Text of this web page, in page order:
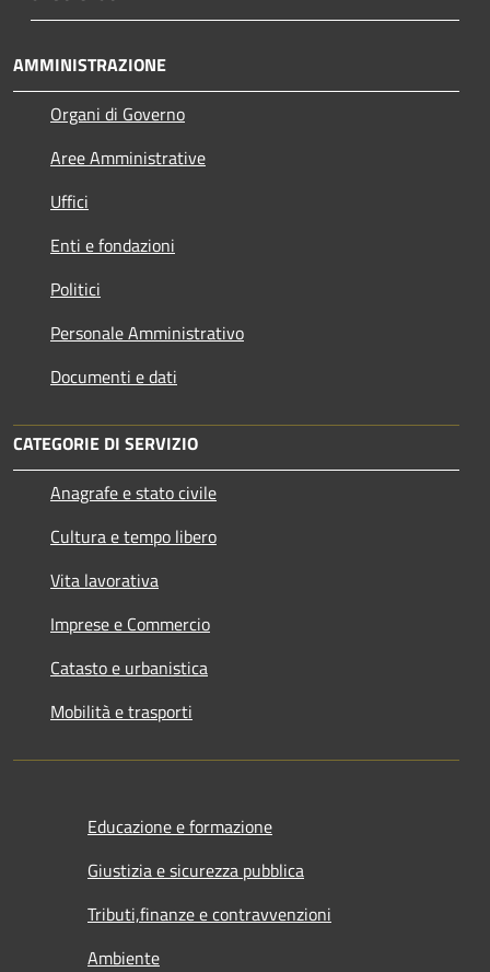
AMMINISTRAZIONE
Organi di Governo
Aree Amministrative
Uffici
Enti e fondazioni
Politici
Personale Amministrativo
Documenti e dati
CATEGORIE DI SERVIZIO
Anagrafe e stato civile
Cultura e tempo libero
Vita lavorativa
Imprese e Commercio
Catasto e urbanistica
Mobilità e trasporti
Educazione e formazione
Giustizia e sicurezza pubblica
Tributi,finanze e contravvenzioni
Ambiente